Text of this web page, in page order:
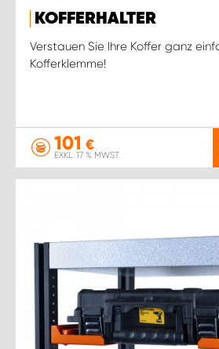
KOFFERHALTER
Verstauen Sie Ihre Koffer ganz
Kofferklemme!
101 €
EXKL. 17 % MWST.